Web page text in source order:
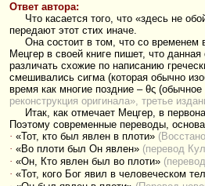
Ответ автора:
Что касается того, что «здесь не
передают этот стих иначе.
Она состоит в том, что со временем
Мецгер в своей книге пишет, что
различать схожие по написанию
смешивались сигма (которая обычно
время как многие поздние – θς
реконструкция оригинала», третье
Итак, как отмечает Мецгер, в
Поэтому современные переводы,
· «Тот, кто был явлен в плоти»
· «Во плоти был Он явлен» (перевод
· «Он, Кто явлен был во плоти»
· «Тот, кого Бог явил в человеческом